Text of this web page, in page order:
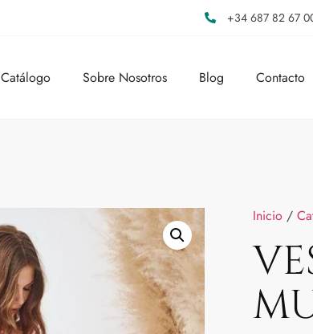
+34 687 82 67
Catálogo Sobre Nosotros Blog Contacto
Inicio /